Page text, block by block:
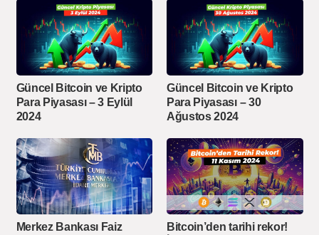
Güncel Bitcoin ve Kripto
Para Piyasası – 3 Eylül
2024
Güncel Bitcoin ve Kripto
Para Piyasası – 30
Ağustos 2024
Merkez Bankası Faiz
Bitcoin’den tarihi rekor!